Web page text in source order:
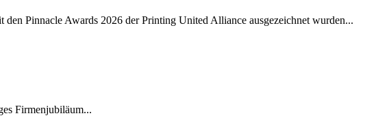
Pinnacle Awards 2026 der Printing United Alliance ausgezeichnet wurden...
Firmenjubiläum...